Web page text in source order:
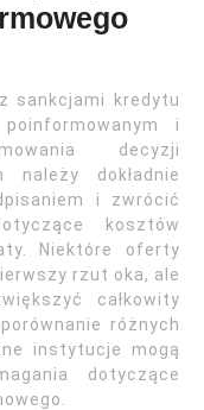
sankcjami kredytu
i
decyzji
należy dokładnie
i zwrócić
kosztów
Niektóre oferty
rzut oka, ale
całkowity
różnych
instytucje mogą
dotyczące